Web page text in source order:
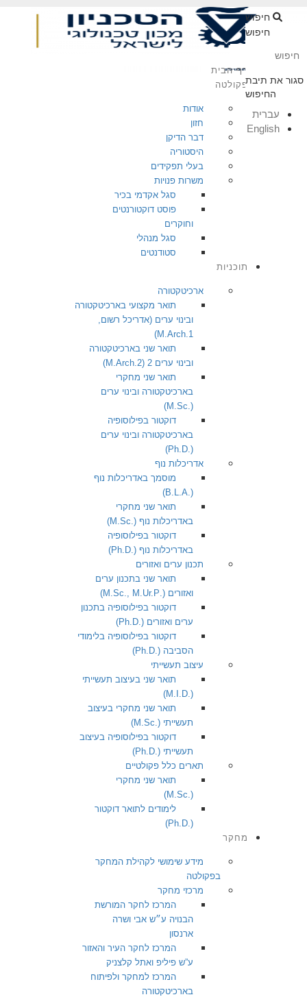
דף הבית
פקולטה
אודות
חזון
דבר הדיקן
היסטוריה
בעלי תפקידים
משרות פנויות
סגל אקדמי בכיר
פוסט דוקטורנטים
וחוקרים
סגל מנהלי
סטודנטים
תוכניות
ארכיטקטורה
תואר מקצועי בארכיטקטורה
ובינוי ערים (אדריכל רשום,
1.M.Arch)
תואר שני בארכיטקטורה
ובינוי ערים 2 (2.M.Arch)
תואר שני מחקרי
בארכיטקטורה ובינוי ערים
(.M.Sc)
דוקטור בפילוסופיה
בארכיטקטורה ובינוי ערים
(.Ph.D)
אדריכלות נוף
מוסמך באדריכלות נוף
(.B.L.A)
תואר שני מחקרי
באדריכלות נוף (.M.Sc)
דוקטור בפילוסופיה
באדריכלות נוף (.Ph.D)
תכנון ערים ואזורים
תואר שני בתכנון ערים
ואזורים (.M.Sc., M.Ur.P)
דוקטור בפילוסופיה בתכנון
ערים ואזורים (.Ph.D)
דוקטור בפילוסופיה בלימודי
הסביבה (.Ph.D)
עיצוב תעשייתי
תואר שני בעיצוב תעשייתי
(.M.I.D)
תואר שני מחקרי בעיצוב
תעשייתי (.M.Sc)
דוקטור בפילוסופיה בעיצוב
תעשייתי (.Ph.D)
תארים כלל פקולטיים
תואר שני מחקרי
(.M.Sc)
לימודים לתואר דוקטור
(.Ph.D)
מחקר
מידע שימושי לקהילת המחקר
בפקולטה
מרכזי מחקר
המרכז לחקר המורשת
הבנויה ע״ש אבי ושרה
ארנסון
המרכז לחקר העיר והאזור
ע”ש פיליפ ואתל קלצניק
המרכז למחקר ולפיתוח
בארכיטקטורה
חיפוש
חיפוש
סגור את תיבת
החיפוש
עברית
English